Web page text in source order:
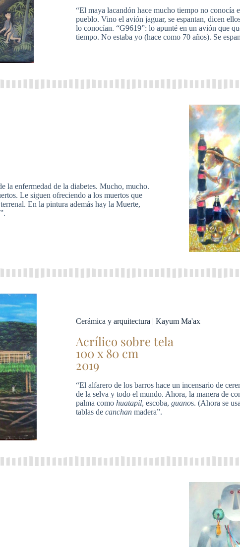
“El maya lacandón hace mucho tiempo no conocía
pueblo. Vino el avión jaguar, se espantan, dicen
lo conocían. “G9619”: lo apunté en un avión que
tiempo. No estaba yo (hace como 70 años). Se
la enfermedad de la diabetes. Mucho, mucho.
Le siguen ofreciendo a los muertos que
En la pintura además hay la Muerte,
Cerámica y arquitectura | Kayum Ma'ax
Acrílico sobre tela
100 x 80 cm
2019
“El alfarero de los barros hace un incensario de
de la selva y todo el mundo. Ahora, la manera de
palma como huatapil, escoba, guanos. (Ahora se
tablas de canchan madera”.